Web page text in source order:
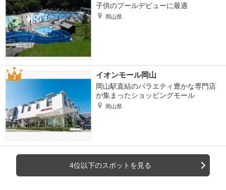
子供のプールデビューに最適
岡山県
イオンモール岡山
岡山駅直結のバラエティ豊かな専門店
が集まったショッピングモール
岡山県
4位以下のスポットを見る